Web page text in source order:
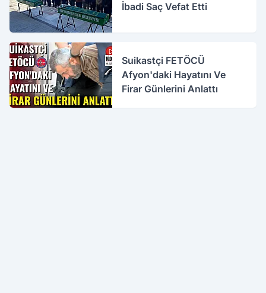
İbadi Saç Vefat Etti
Suikastçi FETÖCÜ
Afyon'daki Hayatını Ve
Firar Günlerini Anlattı